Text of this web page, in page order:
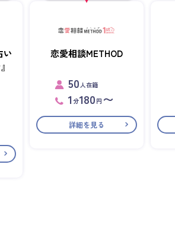
い
恋愛相談METHOD
50人在籍
1分180 円 〜
詳細を見る